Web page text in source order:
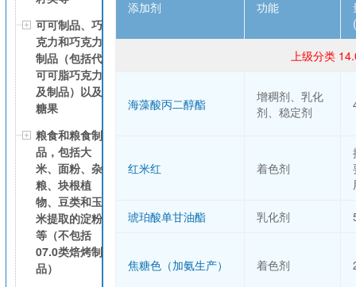
可可制品、巧
克力和巧克力
制品（包括代
可可脂巧克力
及制品）以及
糖果
粮食和粮食制
品，包括大
米、面粉、杂
粮、块根植
物、豆类和玉
米提取的淀粉
等（不包括
07.0类焙烤制
品）
添加剂 功能
上级分类
海藻酸丙二醇酯
增稠剂、乳化
剂、稳定剂
红米红 着色剂
琥珀酸单甘油酯 乳化剂
焦糖色（加氨生产） 着色剂